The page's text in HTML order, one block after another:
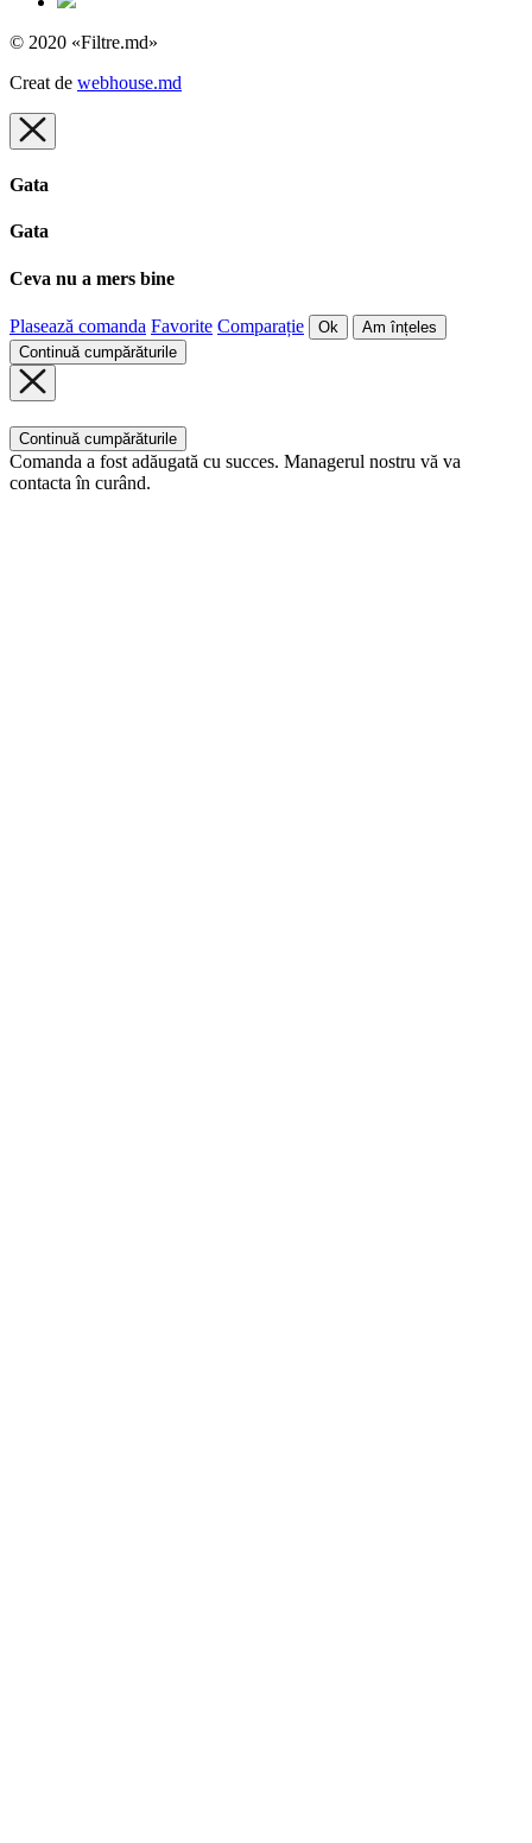
© 2020 «Filtre.md»
Creat de webhouse.md
Gata
Gata
Ceva nu a mers bine
Plasează comanda Favorite Comparație Ok
Am înțeles
Continuă cumpărăturile
Continuă cumpărăturile
Comanda a fost adăugată cu succes. Managerul nostru vă va
contacta în curând.